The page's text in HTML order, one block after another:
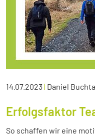
14.07.2023| Daniel Buchta
Erfolgsfaktor
So schaffen wir eine